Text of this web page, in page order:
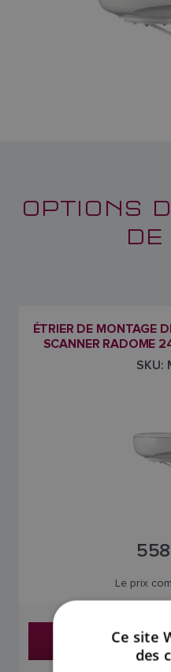
OPTIONS
DE
ÉTRIER DE MONTAGE
SCANNER RADOME
SKU:
Le prix
Trouver
Ce site
des